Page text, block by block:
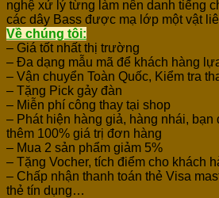
nghệ xử lý từng làm nên danh tiếng
các dây Bass được mạ lớp một vật
Về chúng tôi:
– Giá tốt nhất thị trường
– Đa dạng mẫu mã để khách hàng
– Vận chuyển Toàn Quốc, Kiểm tra
– Tặng Pick gảy đàn
– Miễn phí công thay tại shop
– Phát hiện hàng giả, hàng nhái,
thêm 100% giá trị đơn hàng
– Mua 2 sản phẩm giảm 5%
– Tặng Vocher, tích điểm cho khách
– Chấp nhận thanh toán thẻ Visa
thẻ tín dụng…